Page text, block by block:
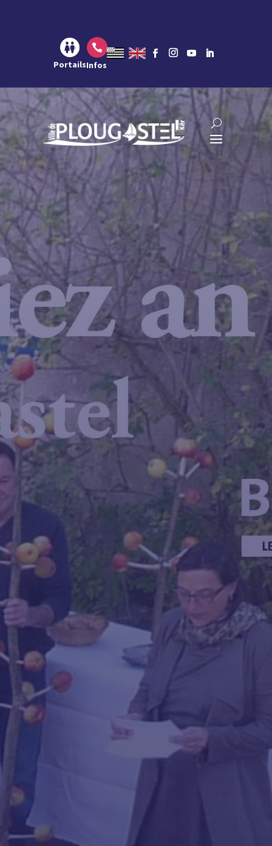
Aller à la recherche
Portails

Infos